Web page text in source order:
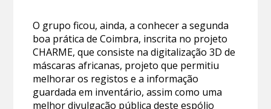
O grupo ficou, ainda, a conhecer a segunda
boa prática de Coimbra, inscrita no projeto
CHARME, que consiste na digitalização 3D de
máscaras africanas, projeto que permitiu
melhorar os registos e a informação
guardada em inventário, assim como uma
melhor divulgação pública deste espólio